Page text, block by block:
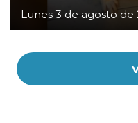
Lunes 3 de agosto de